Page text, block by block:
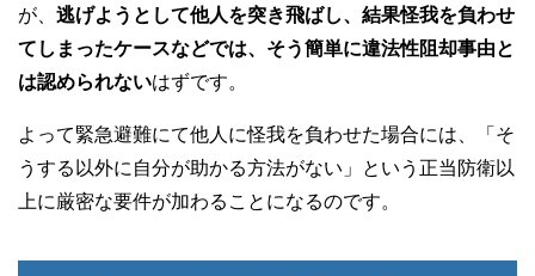
が、 逃げようとして他人を突き飛ばし、結果怪我を負わせ
てしまったケースなどでは、そう簡単に違法性阻却事由と
は認められないはずです。
よって緊急避難にて他人に怪我を負わせた場合には、「そ
うする以外に自分が助かる方法がない」という正当防衛以
上に厳密な要件が加わることになるのです。